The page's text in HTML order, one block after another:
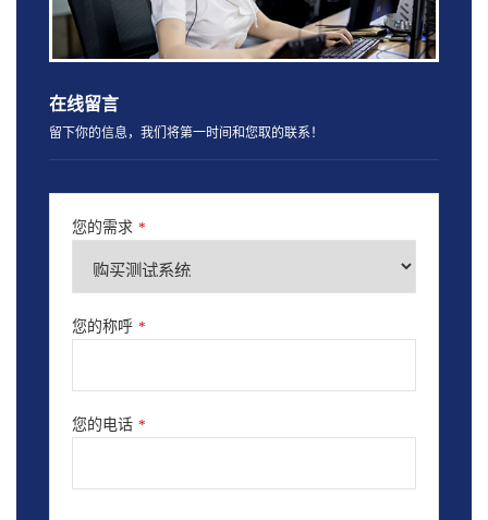
在线留言
留下你的信息，我们将第一时间和您取的联系！
您的需求 *
您的称呼 *
您的电话 *